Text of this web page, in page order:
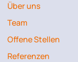
Über uns
Team
Offene Stellen
Referenzen